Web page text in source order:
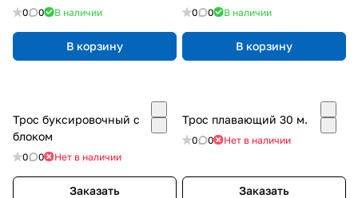
0 0 В наличии
В корзину
0 0 В наличии
В корзину
Трос буксировочный с
блоком
0 0 Нет в наличии
Заказать
Трос плавающий 30 м.
0 0 Нет в наличии
Заказать